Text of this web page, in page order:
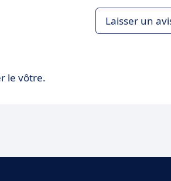
Laisser un
le vôtre.